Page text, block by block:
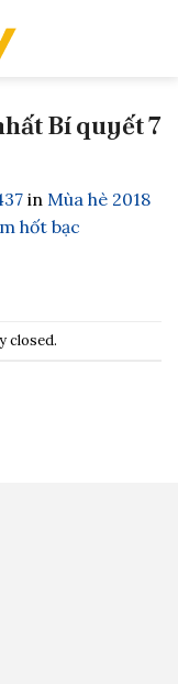
Bí quyết 7
in Mùa hè 2018
hốt bạc
closed.